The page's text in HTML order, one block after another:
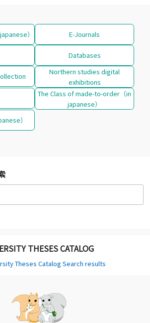
） E-Journals
Databases
Northern studies digital
exhibitions
The Class of made-to-order（in
japanese）
）
THESES CATALOG
Theses Catalog Search results